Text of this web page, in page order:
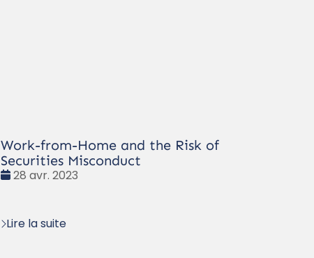
Work-from-Home and the Risk of
Securities Misconduct
Date
28 avr. 2023
Lire la suite